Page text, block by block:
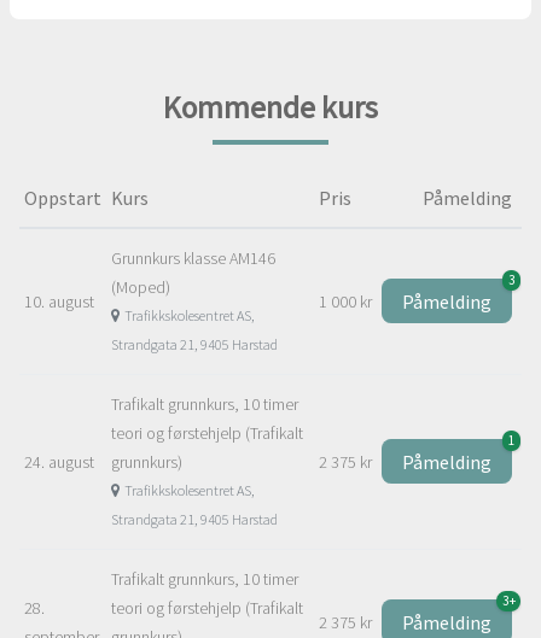
Kommende kurs
Oppstart Kurs Pris Påmelding
10. august
Grunnkurs klasse AM146
(Moped)
Trafikkskolesentret AS,
Strandgata 21, 9405 Harstad
1 000 kr Påmelding
3
24. august
Trafikalt grunnkurs, 10 timer
teori og førstehjelp (Trafikalt
grunnkurs)
Trafikkskolesentret AS,
Strandgata 21, 9405 Harstad
2 375 kr Påmelding
1
28.
Trafikalt grunnkurs, 10 timer
teori og førstehjelp (Trafikalt
2 375 kr Påmelding
3+